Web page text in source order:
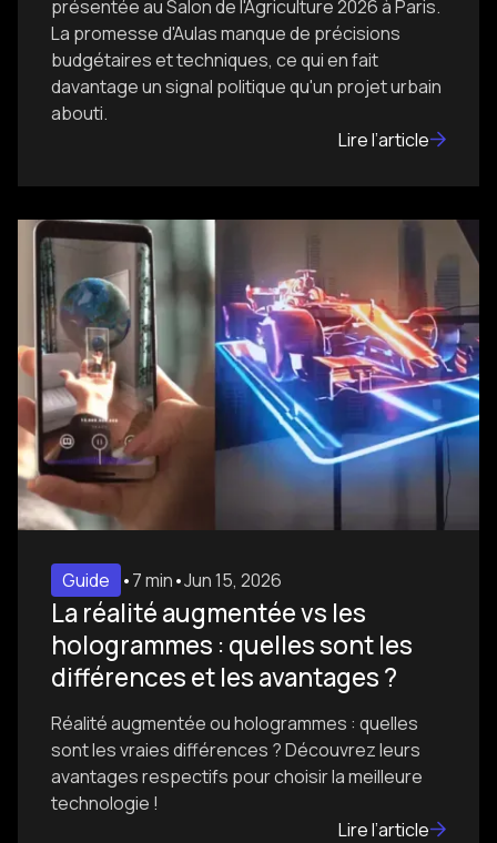
présentée au Salon de l'Agriculture 2026 à Paris.
La promesse d'Aulas manque de précisions
budgétaires et techniques, ce qui en fait
davantage un signal politique qu'un projet urbain
abouti.
Lire l’article
Guide •7 min•Jun 15, 2026
La réalité augmentée vs les
hologrammes : quelles sont les
différences et les avantages ?
Réalité augmentée ou hologrammes : quelles
sont les vraies différences ? Découvrez leurs
avantages respectifs pour choisir la meilleure
technologie !
Lire l’article